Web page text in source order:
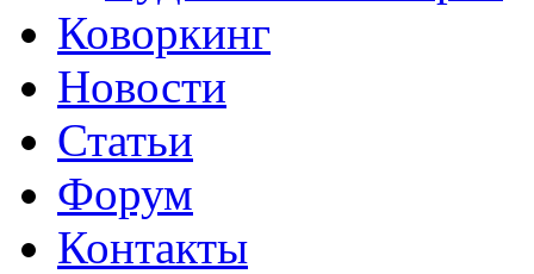
Коворкинг
Новости
Статьи
Форум
Контакты